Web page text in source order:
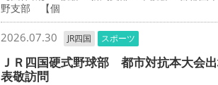
野支部 【個
2026.07.30 JR四国 スポーツ
ＪＲ四国硬式野球部 都市対抗本大会
表敬訪問